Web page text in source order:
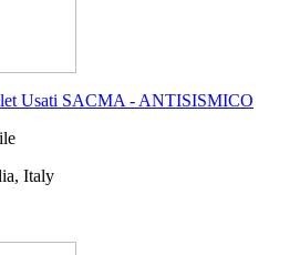
Usati SACMA - ANTISISMICO
Italy